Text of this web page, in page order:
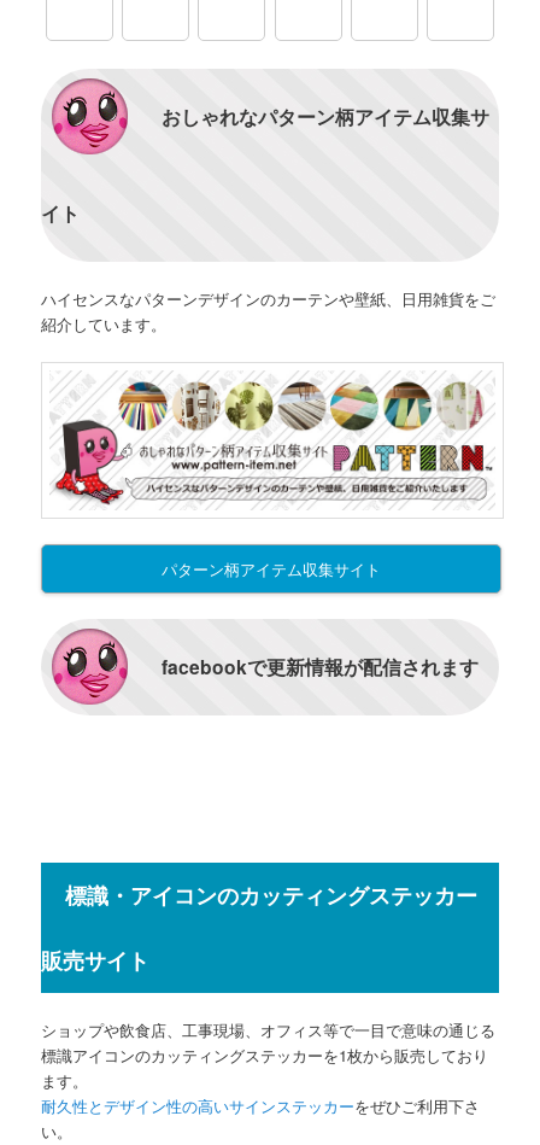
おしゃれなパターン柄アイテム収集サ
イト
ハイセンスなパターンデザインのカーテンや壁紙、日用雑貨をご
紹介しています。
パターン柄アイテム収集サイト
facebookで更新情報が配信されます
標識・アイコンのカッティングステッカー
販売サイト
ショップや飲食店、工事現場、オフィス等で一目で意味の通じる
標識アイコンのカッティングステッカーを1枚から販売しており
ます。
耐久性とデザイン性の高いサインステッカーをぜひご利用下さ
い。